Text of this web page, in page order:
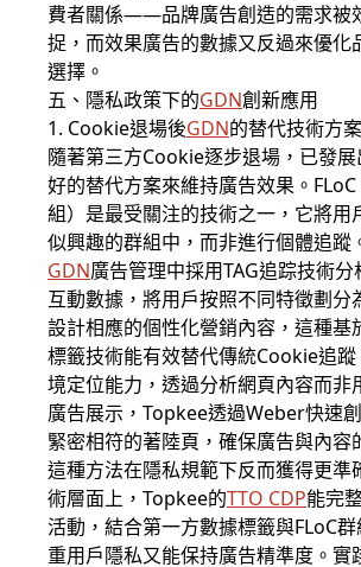
費者關係——品牌廣告創造的需求被
捉，而效果廣告的數據又反過來優化
選擇。
五、隱私政策下的GDN創新應用
1. Cookie退場後GDN的替代技術方案
隨著第三方Cookie逐步退場，已發
好的替代方案來維持廣告效果。
組）是最受關注的技術之一，它將用
似興趣的群組中，而非進行個體追蹤
GDN廣告管理中採用TAG追踪技術
互動數據，將用戶按照不同特徵劃分
設計相應的個性化營銷內容，這種基
標籤技術能有效替代傳統Cookie追
境定位能力，透過分析網頁內容而非
廣告展示，Topkee透過Weber快速
緊密相符的著陸頁，確保廣告與內容
這種方法在隱私規範下反而獲得更準
術層面上，Topkee的TTO CDP能完
活動，結合第一方數據標籤與FLoC
重用戶隱私又能保持廣告精準度。實